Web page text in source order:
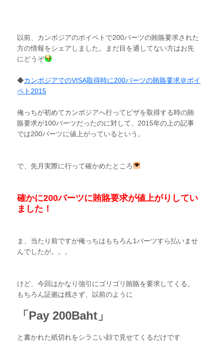
以前、カンボジアのポイペトで200バーツの賄賂要求された
方の情報をシェアしました。まだ目を通してない方はお先
にどうぞ
◆カンボジアでのVISA取得時に200バーツの賄賂要求＠ポイ
ペト2015
俺っちが初めてカンボジアへ行ってビザを取得する時の賄
賂要求が100バーツだったのに対して、2015年の上の記事
では200バーツに値上がっているという。
で、先月実際に行って確かめたところ
確かに200バーツに賄賂要求が値上がりしてい
ました！
ま、当たり前ですが俺っちはもちろん1バーツすら払いませ
んでしたが。。。
けど、今回はかなり強引にゴリゴリ賄賂を要求してくる。
もちろん証拠は残さず、以前のように
「Pay 200Baht」
と書かれた紙切れをシラこい顔で見せてくるだけです